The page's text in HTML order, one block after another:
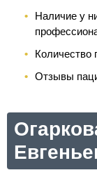
Наличие у
Количество
Отзывы